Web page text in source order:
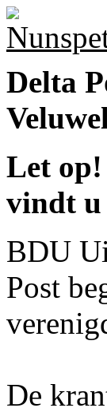
Delta
Let op!
vindt u
BDU
Post
De